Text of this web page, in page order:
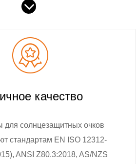
качество
для солнцезащитных очков
стандартам EN ISO 12312-
ANSI Z80.3:2018, AS/NZS